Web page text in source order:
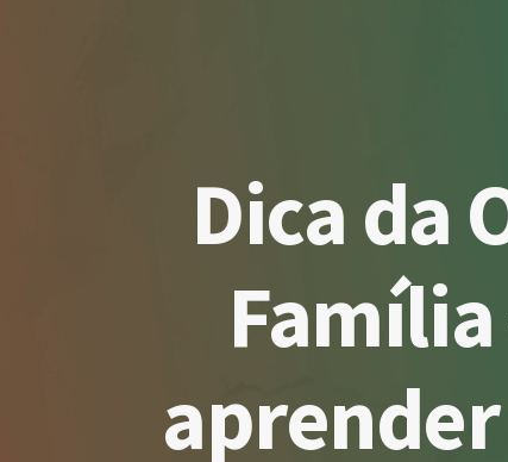
Dica da
aprender